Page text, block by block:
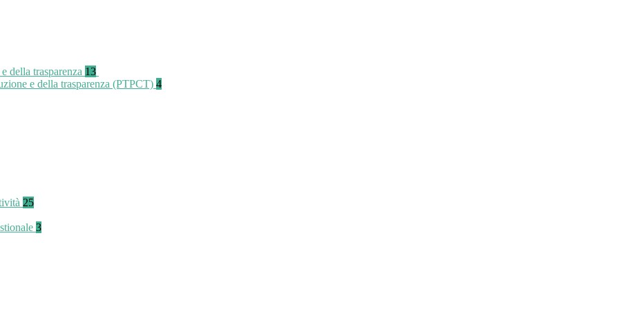
della trasparenza 13
e della trasparenza (PTPCT) 4
25
3